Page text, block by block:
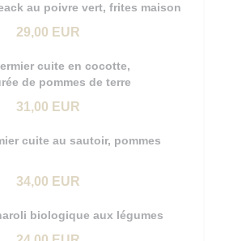
au poivre vert, frites maison
29,00 EUR
cuite en cocotte,
de pommes de terre
31,00 EUR
cuite au sautoir, pommes
34,00 EUR
biologique aux légumes